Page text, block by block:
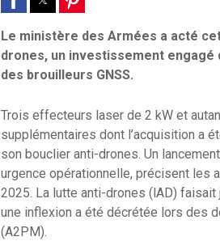
Le ministère des Armées a acté
drones, un investissement
des brouilleurs GNSS.
Trois effecteurs laser de 2 kW et
supplémentaires dont l’acquisition a
son bouclier anti-drones. Un
urgence opérationnelle, précisent les
2025. La lutte anti-drones (lAD)
une inflexion a été décrétée lors des
(A2PM).